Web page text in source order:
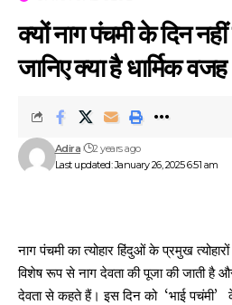
क्यों नाग पंचमी के दिन नहीं
जानिए क्या है धार्मिक
Last updated: January 26, 2025 6:51 am
Adira 2 years ago
नाग पंचमी कात्योहारहिंदुओं के प्रमुख
विशेष रूप से नाग देवता की पूजा की जाती है
देवता से कहते हैं। इस दिन को ‘भाई पचंमी’